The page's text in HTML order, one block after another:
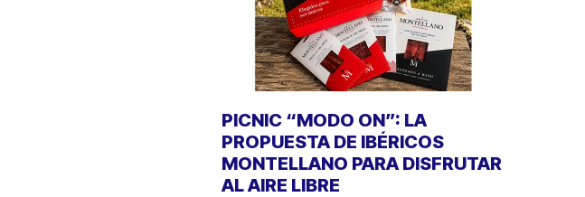
PICNIC “MODO ON”: LA
PROPUESTA DE IBÉRICOS
MONTELLANO PARA DISFRUTAR
AL AIRE LIBRE